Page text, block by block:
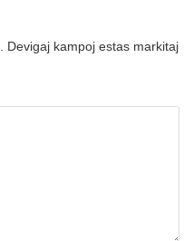
Devigaj kampoj estas markitaj